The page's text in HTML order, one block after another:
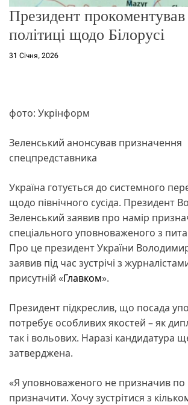
Президент прокоментував
політиці щодо Білорусі
31 Січня, 2026
фото: Укрінформ
Зеленський анонсував призначення
спецпредставника
Україна готується до системного
щодо північного сусіда. Президент
Зеленський заявив про намір
спеціального уповноваженого з
Про це президент України
заявив під час зустрічі з
присутній «Главком».
Президент підкреслив, що посада
потребує особливих якостей – як
так і вольових. Наразі кандидатура
затверджена.
«Я уповноваженого не призначив по
призначити. Хочу зустрітися з